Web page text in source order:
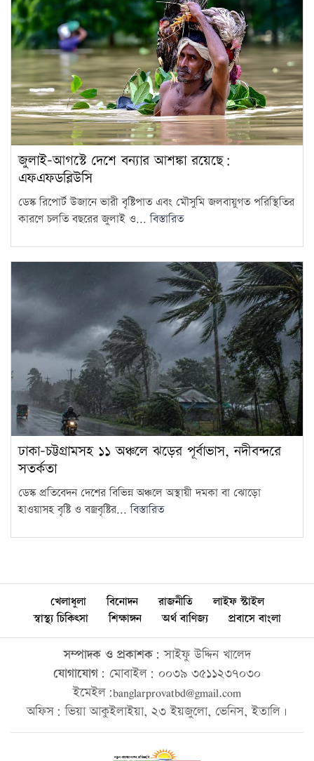
জুলাই-আগস্টে দেশে বন্যার আশঙ্কা রয়েছে:
এফএফডব্লিউসি
ডেস্ক রিপোর্ট উজানে ভারী বৃষ্টিপাত এবং মৌসুমি জলবায়ুগত পরিস্থিতির
কারণে চলতি বছরের জুলাই ও...বিস্তারিত
ঢাকা-চট্টগ্রামসহ ১১ অঞ্চলে ঝড়ের পূর্বাভাস, নদীবন্দরে
সতর্কতা
ডেস্ক প্রতিবেদন দেশের বিভিন্ন অঞ্চলে অস্থায়ী দমকা বা ঝোড়ো
হাওয়াসহ বৃষ্টি ও বজ্রবৃষ্টির...বিস্তারিত
খেলাধুলা বিনোদন রাজনীতি
লাইফ স্টাইল
স্বাস্থ্য চিকিৎসা
শিক্ষাঙ্গন অর্থ বাণিজ্য প্রবাসে বাংলা
সম্পাদক ও প্রকাশক: সাইফু উদ্দিন খালেদ
যোগাযোগ: মোবাইল: ০০৩৯ ৩৫১১২৩৭০৩০
ইমেইল:banglarprovatbd@gmail.com
অফিস: ভিয়া আকুইলাইয়া, ২৩ ইয়জুলো, ভেনিস, ইতালি।